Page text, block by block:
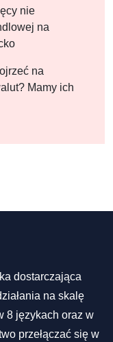
nie
na
na
Mamy ich
dostarczająca
na skalę
8 językach oraz w
przełączać się w